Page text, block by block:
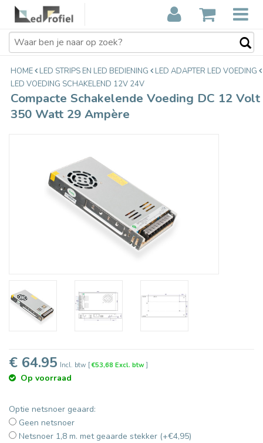
Compacte Schakelende Voeding DC
12 Volt 350 Watt 29 Ampère
€64,95
HOME LED STRIPS EN LED BEDIENING
LED ADAPTER LED VOEDING
LED VOEDING SCHAKELEND 12V 24V
Compacte Schakelende Voeding DC 12 Volt
350 Watt 29 Ampère
€ 64.95 Incl. btw [€53,68 Excl. btw]
Op voorraad
Optie netsnoer geaard:
Geen netsnoer
Netsnoer 1,8 m. met geaarde stekker (+€4,95)